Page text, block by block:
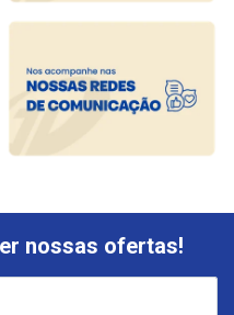
nossas ofertas!